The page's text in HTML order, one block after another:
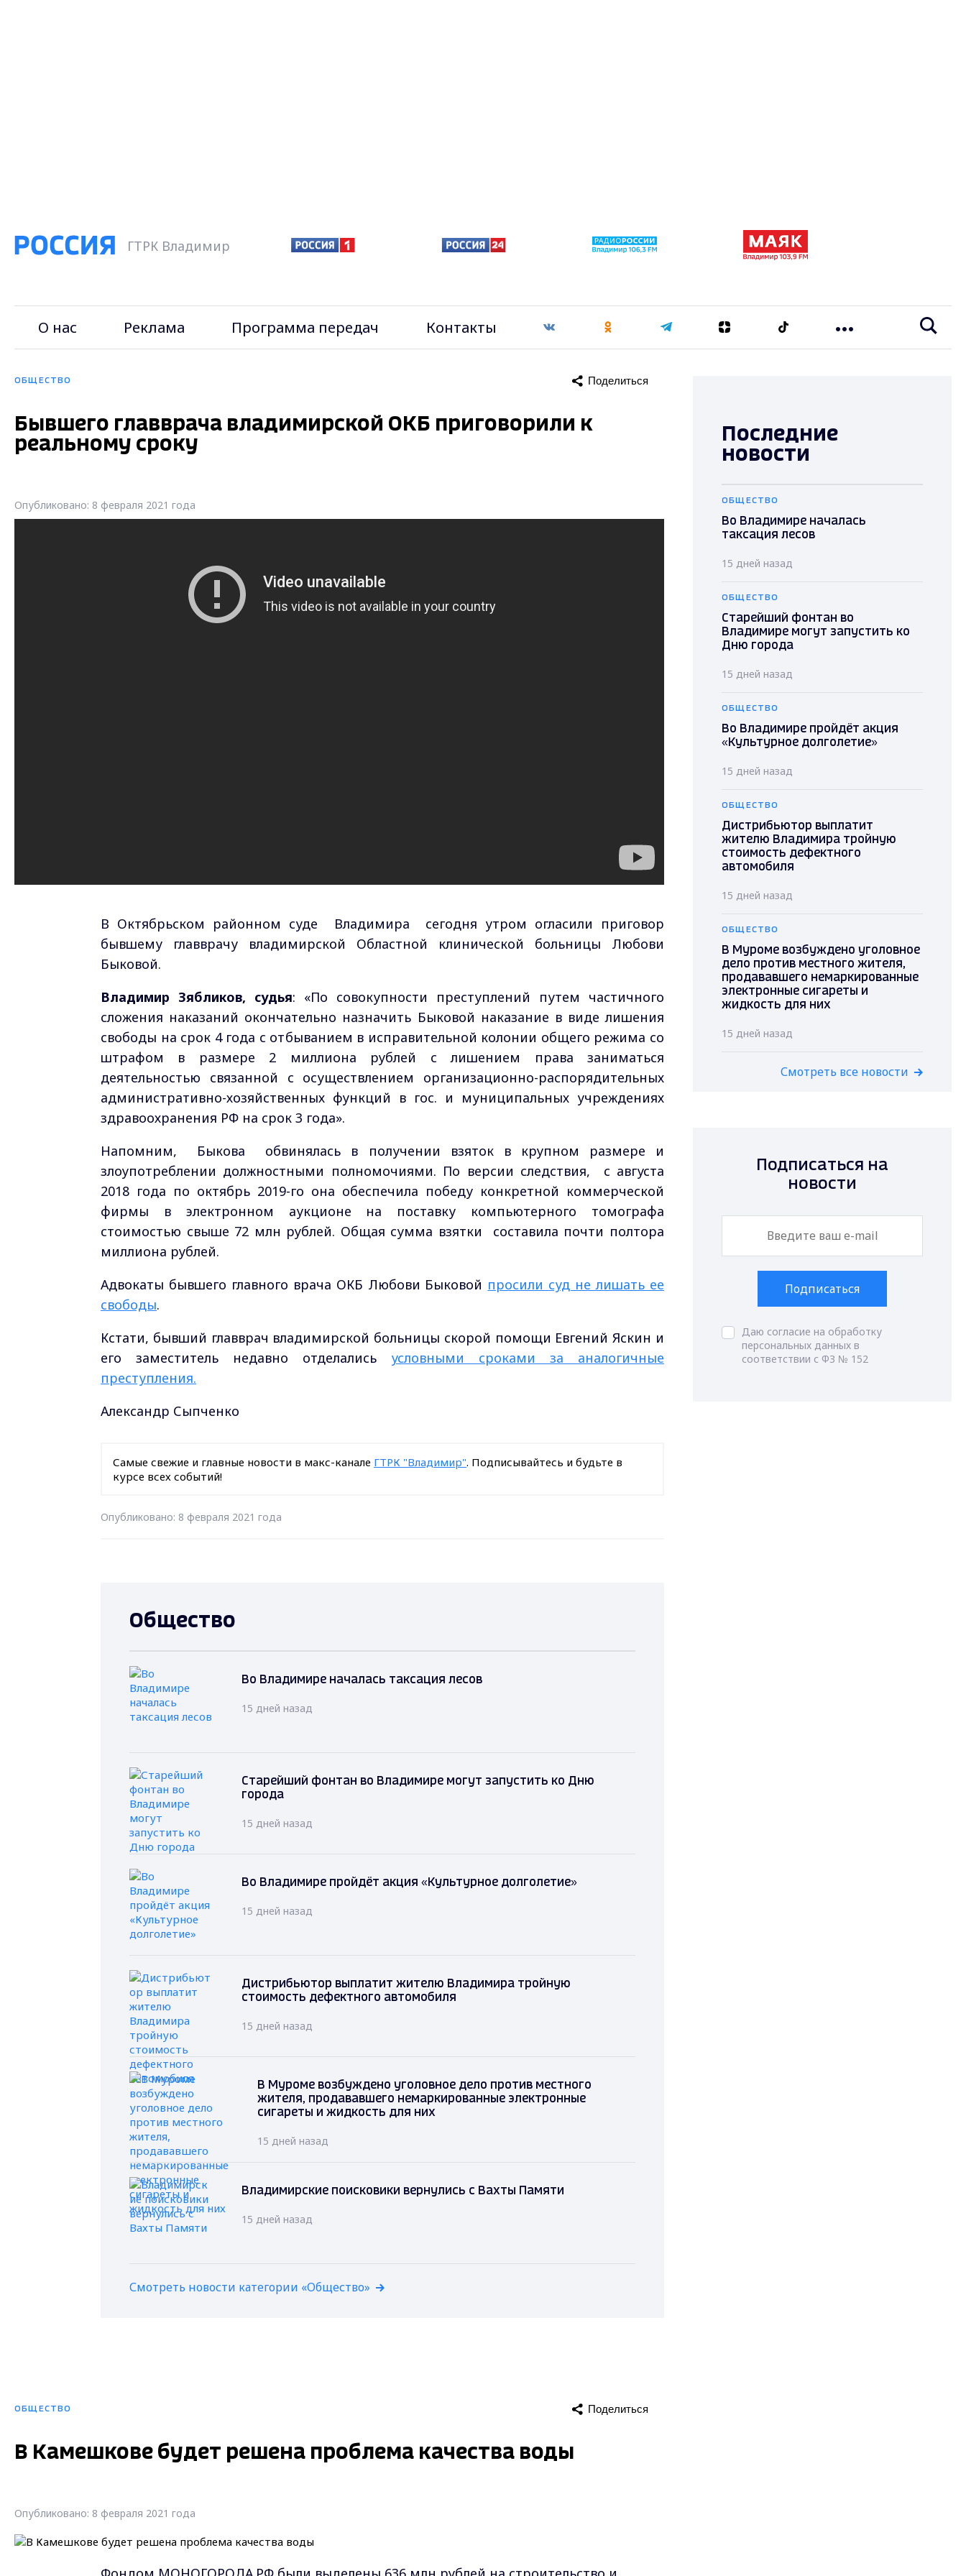
ГТРК Владимир
О нас Реклама Программа передач Контакты
ОБЩЕСТВО Поделиться
Бывшего главврача владимирской ОКБ приговорили к
реальному сроку
Опубликовано: 8 февраля 2021 года
В Октябрьском районном суде Владимира сегодня утром огласили приговор
бывшему главврачу владимирской Областной клинической больницы Любови
Быковой.
Владимир Зябликов, судья: «По совокупности преступлений путем частичного
сложения наказаний окончательно назначить Быковой наказание в виде лишения
свободы на срок 4 года с отбыванием в исправительной колонии общего режима со
штрафом в размере 2 миллиона рублей с лишением права заниматься
деятельностью связанной с осуществлением организационно-распорядительных
административно-хозяйственных функций в гос. и муниципальных учреждениях
здравоохранения РФ на срок 3 года».
Напомним, Быкова обвинялась в получении взяток в крупном размере и
злоупотреблении должностными полномочиями. По версии следствия, с августа
2018 года по октябрь 2019-го она обеспечила победу конкретной коммерческой
фирмы в электронном аукционе на поставку компьютерного томографа
стоимостью свыше 72 млн рублей. Общая сумма взятки составила почти полтора
миллиона рублей.
Адвокаты бывшего главного врача ОКБ Любови Быковой просили суд не лишать ее
свободы.
Кстати, бывший главврач владимирской больницы скорой помощи Евгений Яскин и
его заместитель недавно отделались условными сроками за аналогичные
преступления.
Александр Сыпченко
Самые свежие и главные новости в макс-канале ГТРК "Владимир". Подписывайтесь и будьте в
курсе всех событий!
Опубликовано: 8 февраля 2021 года
Общество
Во Владимире началась таксация лесов
15 дней назад
Старейший фонтан во Владимире могут запустить ко Дню
города
15 дней назад
Во Владимире пройдёт акция «Культурное долголетие»
15 дней назад
Дистрибьютор выплатит жителю Владимира тройную
стоимость дефектного автомобиля
15 дней назад
В Муроме возбуждено уголовное дело против местного
жителя, продававшего немаркированные электронные
сигареты и жидкость для них
15 дней назад
Владимирские поисковики вернулись с Вахты Памяти
15 дней назад
Смотреть новости категории «Общество»
ОБЩЕСТВО Поделиться
В Камешкове будет решена проблема качества воды
Опубликовано: 8 февраля 2021 года
Последние
новости
ОБЩЕСТВО
Во Владимире началась
таксация лесов
15 дней назад
ОБЩЕСТВО
Старейший фонтан во
Владимире могут запустить ко
Дню города
15 дней назад
ОБЩЕСТВО
Во Владимире пройдёт акция
«Культурное долголетие»
15 дней назад
ОБЩЕСТВО
Дистрибьютор выплатит
жителю Владимира тройную
стоимость дефектного
автомобиля
15 дней назад
ОБЩЕСТВО
В Муроме возбуждено уголовное
дело против местного жителя,
продававшего немаркированные
электронные сигареты и
жидкость для них
15 дней назад
Смотреть все новости
Подписаться на
новости
Подписаться
Даю согласие на обработку
персональных данных в
соответствии с ФЗ № 152